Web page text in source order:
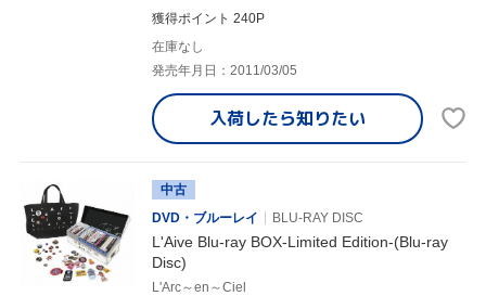
獲得ポイント 240P
在庫なし
発売年月日：2011/03/05
入荷したら知りたい
中古
DVD・ブルーレイ
BLU-RAY DISC
L'Aive Blu-ray BOX-Limited Edition-(Blu-ray
Disc)
L'Arc～en～Ciel